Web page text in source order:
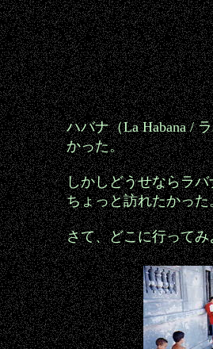
ハバナ（La Habana /
かった。
しかしどうせならラ
ちょっと訪れたかった
さて、どこに行ってみ